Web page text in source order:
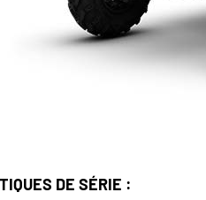
DE SÉRIE :